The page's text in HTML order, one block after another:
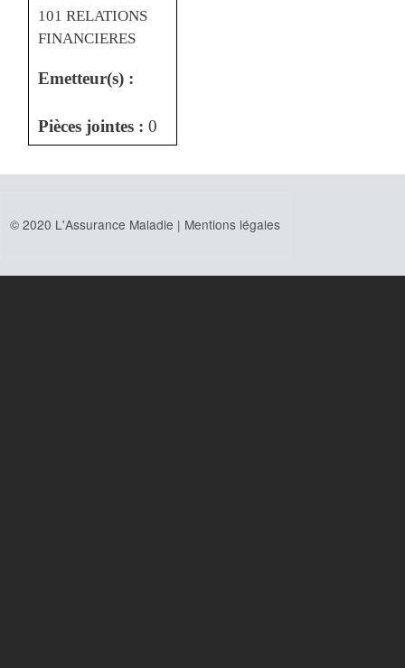
101 RELATIONS
FINANCIERES
Emetteur(s) :
Pièces jointes : 0
© 2020 L'Assurance Maladie | Mentions légales